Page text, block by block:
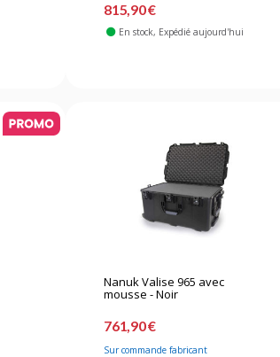
815,90 €
En stock, Expédié aujourd'hui
Nanuk Valise 965 avec
mousse - Noir
761,90 €
Sur commande fabricant